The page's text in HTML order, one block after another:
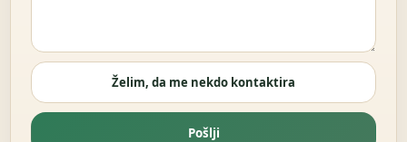
Želim, da me nekdo kontaktira
Pošlji